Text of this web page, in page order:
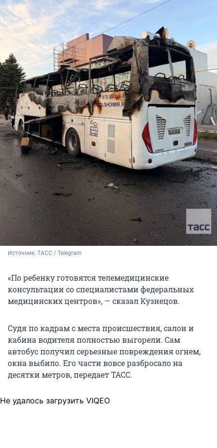
Источник: ТАСС / Telegram
«По ребенку готовятся телемедицинские
консультации со специалистами федеральных
медицинских центров», — сказал Кузнецов.
Судя по кадрам с места происшествия, салон и
кабина водителя полностью выгорели. Сам
автобус получил серьезные повреждения огнем,
окна выбило. Его части вовсе разбросало на
десятки метров, передает ТАСС.
Не удалось загрузить VIQEO